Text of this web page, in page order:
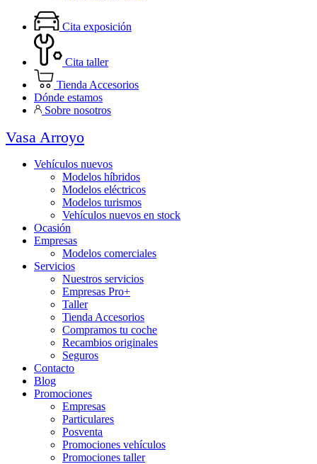
Cita exposición
Cita taller
Tienda Accesorios
Dónde estamos
Sobre nosotros
Vasa Arroyo
Vehículos nuevos
Modelos híbridos
Modelos eléctricos
Modelos turismos
Vehículos nuevos en stock
Ocasión
Empresas
Modelos comerciales
Servicios
Nuestros servicios
Empresas Pro+
Taller
Tienda Accesorios
Compramos tu coche
Recambios originales
Seguros
Contacto
Blog
Promociones
Empresas
Particulares
Posventa
Promociones vehículos
Promociones taller